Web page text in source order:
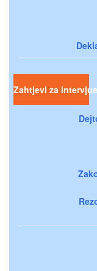
Zahtjevi za intervjue